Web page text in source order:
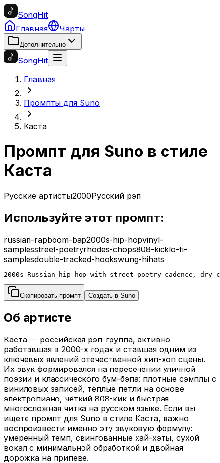
SongHit
Главная
Чарты
Дополнительно
SongHit
Главная
Промпты для Suno
Каста
Промпт для Suno в стиле
Каста
Русские артисты2000Русский рэп
Используйте этот промпт:
russian-rapboom-bap2000s-hip-hopvinyl-
samplesstreet-poetryrhodes-chops808-kicklo-fi-
samplesdouble-tracked-hookswung-hihats
2000s Russian hip-hop with street-poetry cadence,
Скопировать промпт Создать в Suno
Об артисте
Каста — российская рэп-группа, активно
работавшая в 2000-х годах и ставшая одним из
ключевых явлений отечественной хип-хоп сцены.
Их звук формировался на пересечении уличной
поэзии и классического бум-бэпа: плотные сэмплы с
виниловых записей, тёплые петли на основе
электропиано, чёткий 808-кик и быстрая
многосложная читка на русском языке. Если вы
ищете промпт для Suno в стиле Каста, важно
воспроизвести именно эту звуковую формулу:
умеренный темп, свингованные хай-хэты, сухой
вокал с минимальной обработкой и двойная
дорожка на припеве.